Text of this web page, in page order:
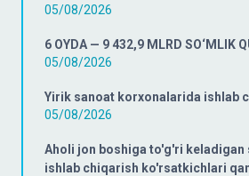
05/08/2026
6 OYDA — 9 432,9 MLRD SO‘MLIK
05/08/2026
Yirik sanoat korxonalarida ishlab
05/08/2026
Aholi jon boshiga to'g'ri
ishlab chiqarish ko'rsatkichlari